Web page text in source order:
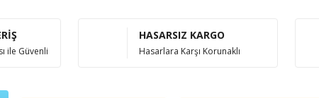
ile Güvenli
HASARSIZ KARGO
Hasarlara Karşı Korunaklı